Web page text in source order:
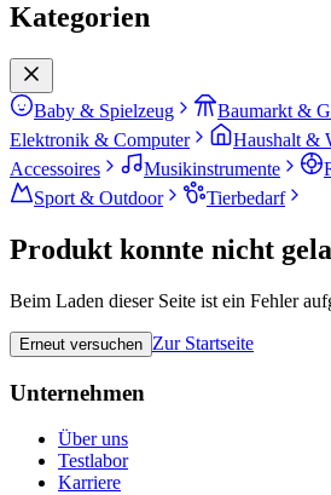
Kategorien
Baby & Spielzeug Baumarkt &
Elektronik & Computer
Haushalt &
Accessoires
Musikinstrumente
Sport & Outdoor
Tierbedarf
Produkt konnte nicht
Beim Laden dieser Seite ist ein Fehler
Erneut versuchen Zur Startseite
Unternehmen
Über uns
Testlabor
Karriere